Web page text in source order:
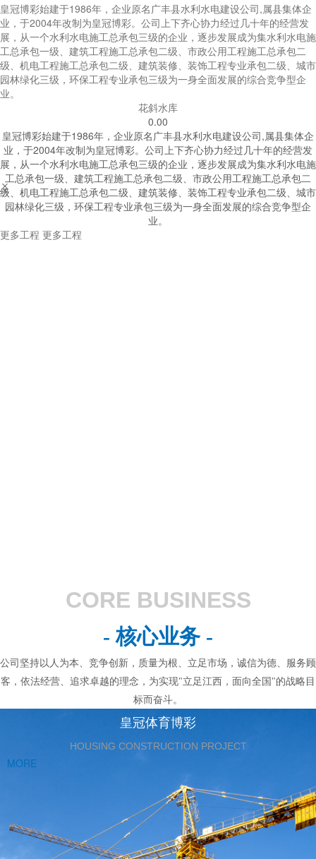
皇冠博彩始建于1986年，企业原名广丰县水利水电建设公司,属县集体企
业，于2004年改制为皇冠博彩。公司上下齐心协力经过几十年的经营发
展，从一个水利水电施工总承包三级的企业，逐步发展成为集水利水电施
工总承包一级、建筑工程施工总承包二级、市政公用工程施工总承包二
级、机电工程施工总承包二级、建筑装修、装饰工程专业承包二级、城市
园林绿化三级，环保工程专业承包三级为一身全面发展的综合竞争型企
业。
花斜水库
0.00
皇冠博彩始建于1986年，企业原名广丰县水利水电建设公司,属县集体企
业，于2004年改制为皇冠博彩。公司上下齐心协力经过几十年的经营发
展，从一个水利水电施工总承包三级的企业，逐步发展成为集水利水电施
工总承包一级、建筑工程施工总承包二级、市政公用工程施工总承包二
级、机电工程施工总承包二级、建筑装修、装饰工程专业承包二级、城市
园林绿化三级，环保工程专业承包三级为一身全面发展的综合竞争型企
业。


更多工程 更多工程
CORE BUSINESS
- 核心业务 -
公司坚持以人为本、竞争创新，质量为根、立足市场，诚信为德、服务顾
客，依法经营、追求卓越的理念，为实现"立足江西，面向全国"的战略目
标而奋斗。
皇冠体育博彩
HOUSING CONSTRUCTION PROJECT
MORE